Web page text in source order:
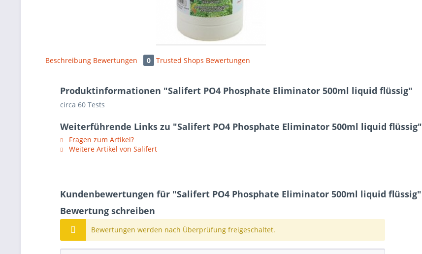
Beschreibung Bewertungen 0 Trusted Shops Bewertungen
Produktinformationen "Salifert PO4 Phosphate Eliminator 500ml liquid flüssig"
circa 60 Tests
Weiterführende Links zu "Salifert PO4 Phosphate Eliminator 500ml liquid flüssig"
Fragen zum Artikel?
Weitere Artikel von Salifert
Kundenbewertungen für "Salifert PO4 Phosphate Eliminator 500ml liquid flüssig"
Bewertung schreiben
Bewertungen werden nach Überprüfung freigeschaltet.